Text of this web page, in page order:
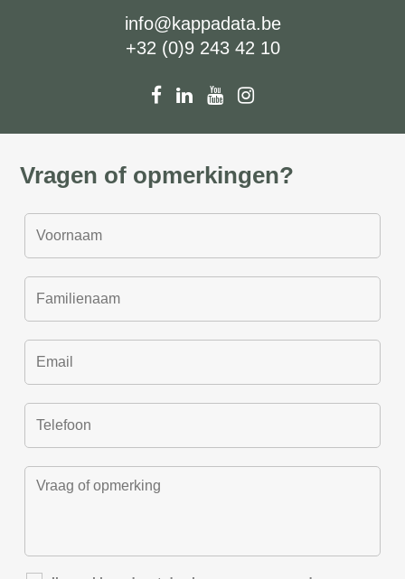
info@kappadata.be
+32 (0)9 243 42 10
Vragen of opmerkingen?